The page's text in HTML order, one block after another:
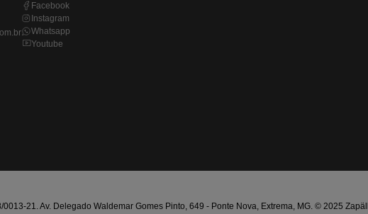
Facebook
Instagram
Whatsapp
Youtube
21. Av. Delegado Waldemar Gomes Pinto, 649 - Ponte Nova, Extrema, MG. © 2025